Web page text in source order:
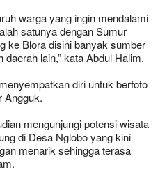
warga yang ingin mendalami
satunya dengan Sumur
ke Blora disini banyak sumber
lain,” kata Abdul Halim.
diri untuk berfoto
Angguk.
mengunjungi potensi wisata
di Desa Nglobo yang kini
menarik sehingga terasa